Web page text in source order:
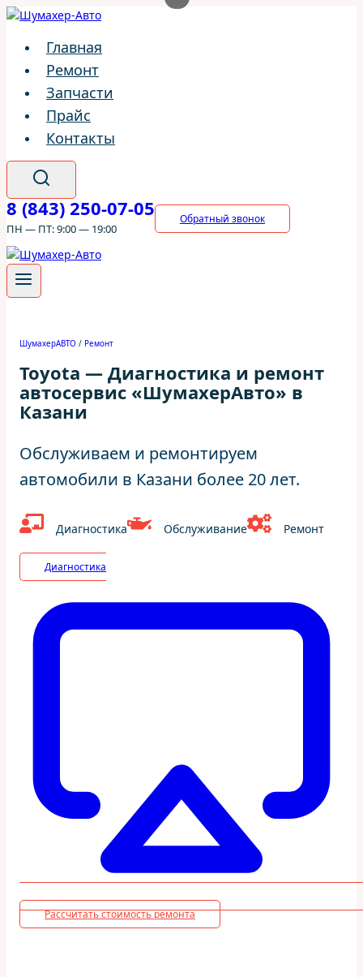
Перейти
содержимому
Главная
Ремонт
Запчасти
Прайс
Контакты
8 (843) 250-07-05
ПН — ПТ: 9:00 — 19:00
Обратный звонок
ШумахерАВТО / Ремонт
Toyota — Диагностика и ремонт
автосервис «ШумахерАвто» в
Казани
Обслуживаем и ремонтируем
автомобили в Казани более 20 лет.
Диагностика Обслуживание Ремонт
Диагностика
Рассчитать стоимость ремонта